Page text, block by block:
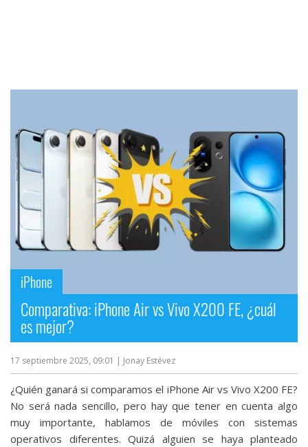
iPhone
Comparativa: iPhone Air vs Vivo X200 FE, ¿cuál
es mejor?
17 septiembre 2025, 09:01 | Jonay Estévez
¿Quién ganará si comparamos el iPhone Air vs Vivo X200 FE?
No será nada sencillo, pero hay que tener en cuenta algo
muy importante, hablamos de móviles con sistemas
operativos diferentes. Quizá alguien se haya planteado